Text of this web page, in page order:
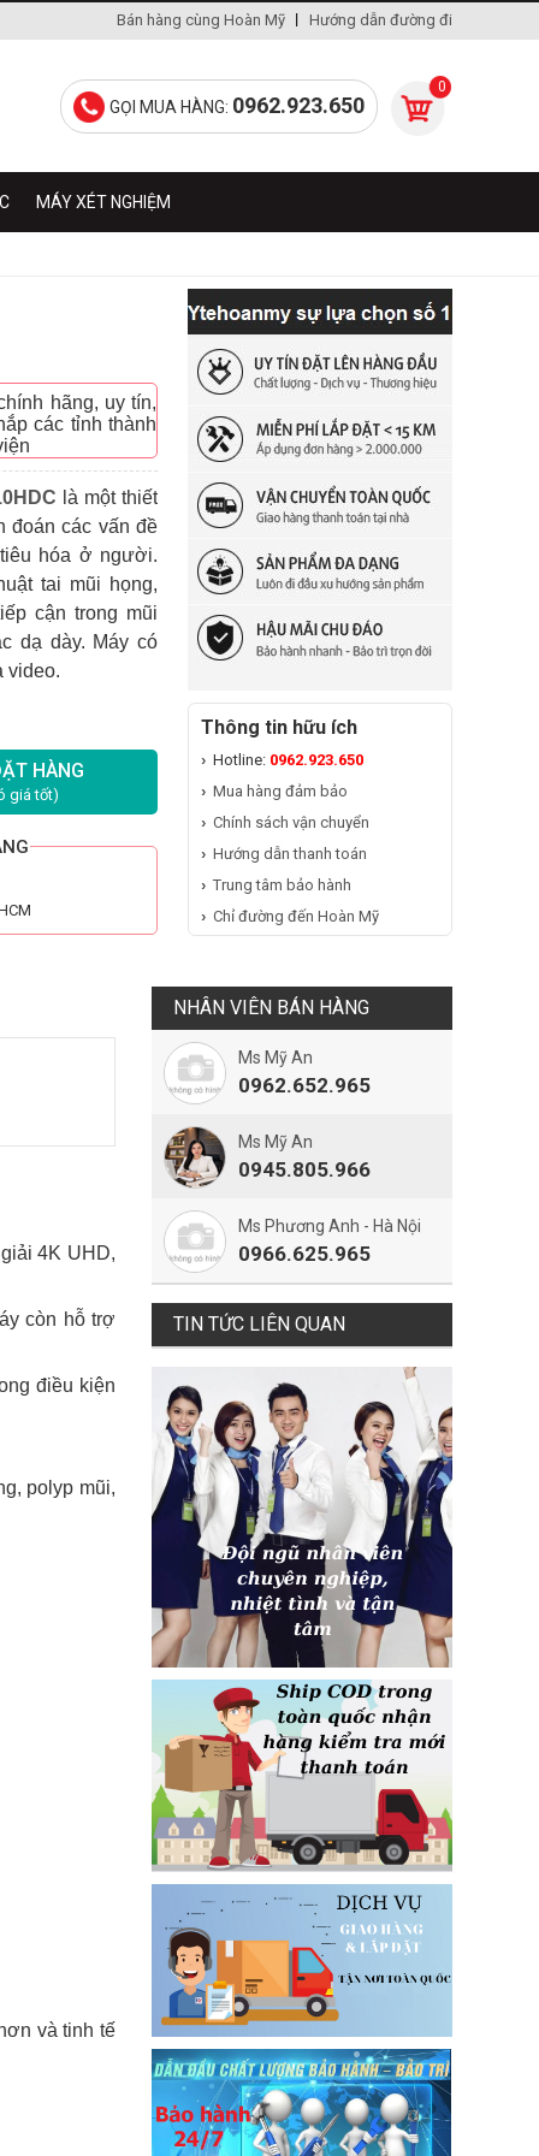
Hướng dẫn đường đi
Bán hàng cùng Hoàn Mỹ
0
GỌI MUA HÀNG: 0962.923.650
MÁY XÉT NGHIỆM
hãng, uy tín,
các tỉnh thành
là một thiết
đoán các vấn đề
hóa ở người.
tai mũi họng,
cận trong mũi
dạ dày. Máy có
video.
HÀNG
giá tốt)
Thông tin hữu ích
Hotline: 0962.923.650
Mua hàng đảm bảo
Chính sách vận chuyển
Hướng dẫn thanh toán
Trung tâm bảo hành
Chỉ đường đến Hoàn Mỹ
4K UHD,
còn hỗ trợ
điều kiện
polyp mũi,
và tinh tế
NHÂN VIÊN BÁN HÀNG
Ms Mỹ An
0962.652.965
Ms Mỹ An
0945.805.966
Ms Phương Anh - Hà Nội
0966.625.965
TIN TỨC LIÊN QUAN